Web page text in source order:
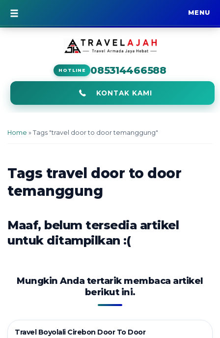
MENU
BERANDA
HOTLINE 085314466588
KONTAK KAMI
Home » Tags "travel door to door temanggung"
Tags travel door to door
temanggung
Maaf, belum tersedia artikel
untuk ditampilkan :(
Mungkin Anda tertarik membaca artikel
berikut ini.
Travel Boyolali Cirebon Door To Door